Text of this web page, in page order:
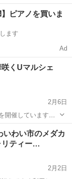
域ささえあいセン
塗り絵
ピアノを買いま
ます
Ad
咲くUマルシェ
2月6日
開催しています。
占い、美容などさ
ルシェ
いわい市のメダカ
リティー…
2月2日